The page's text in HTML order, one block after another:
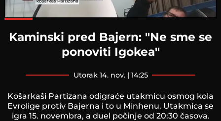
Kaminski pred Bajern: "Ne sme se
ponoviti Igokea"
utorak 14. nov. | 14:25
Košarkaši Partizana odigraće utakmicu osmog kola
Evrolige protiv Bajerna i to u Minhenu. Utakmica se
igra 15. novembra, a duel počinje od 20:30 časova.